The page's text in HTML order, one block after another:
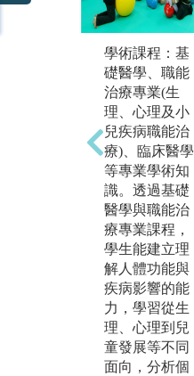
學術課程：基
礎醫學、職能
治療專業(生
理、心理及小
兒疾病職能治
療)、臨床醫學
等專業學術知
識。透過基礎
醫學與職能治
療專業課程，
學生能建立理
解人體功能與
疾病影響的能
力，學習從生
理、心理到兒
童發展等不同
面向，分析個